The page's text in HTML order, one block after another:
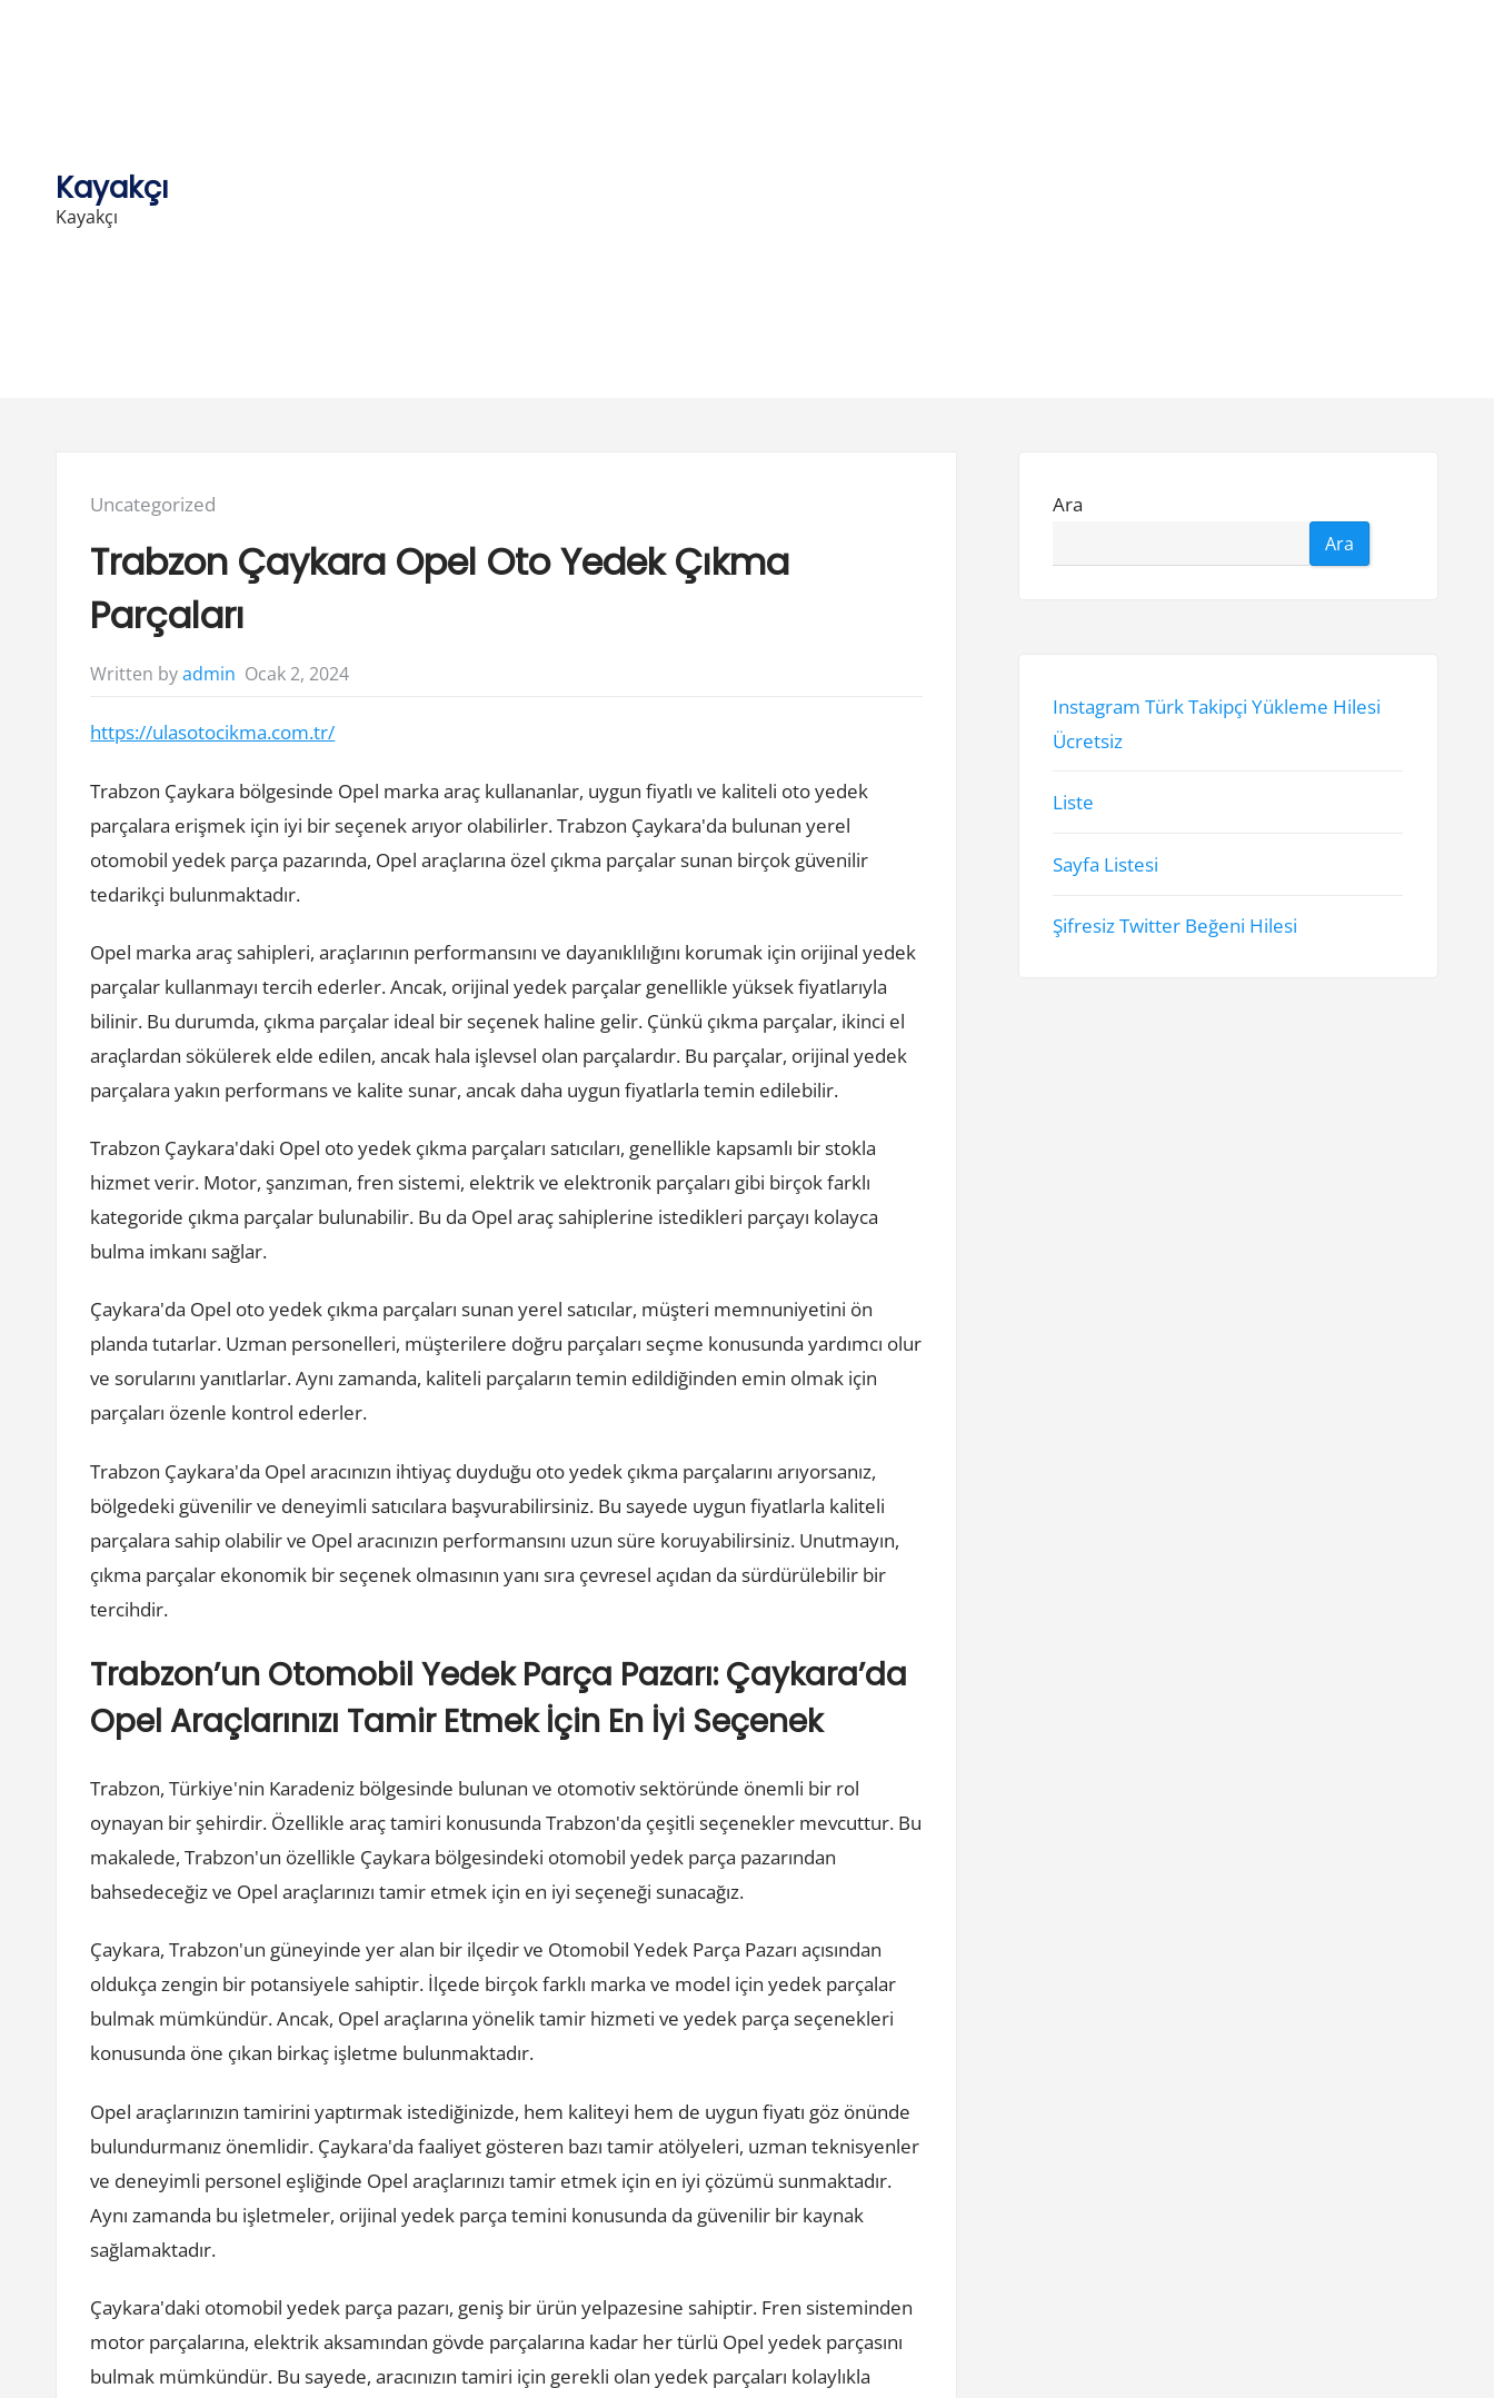
Kayakçı
Kayakçı
Posted
Uncategorized
Trabzon Çaykara Opel Oto Yedek Çıkma
Parçaları
Written byadmin Ocak 2, 2024
https://ulasotocikma.com.tr/
Trabzon Çaykara bölgesinde Opel marka araç kullananlar, uygun fiyatlı ve kaliteli oto yedek
parçalara erişmek için iyi bir seçenek arıyor olabilirler. Trabzon Çaykara'da bulunan yerel
otomobil yedek parça pazarında, Opel araçlarına özel çıkma parçalar sunan birçok güvenilir
tedarikçi bulunmaktadır.
Opel marka araç sahipleri, araçlarının performansını ve dayanıklılığını korumak için orijinal yedek
parçalar kullanmayı tercih ederler. Ancak, orijinal yedek parçalar genellikle yüksek fiyatlarıyla
bilinir. Bu durumda, çıkma parçalar ideal bir seçenek haline gelir. Çünkü çıkma parçalar, ikinci el
araçlardan sökülerek elde edilen, ancak hala işlevsel olan parçalardır. Bu parçalar, orijinal yedek
parçalara yakın performans ve kalite sunar, ancak daha uygun fiyatlarla temin edilebilir.
Trabzon Çaykara'daki Opel oto yedek çıkma parçaları satıcıları, genellikle kapsamlı bir stokla
hizmet verir. Motor, şanzıman, fren sistemi, elektrik ve elektronik parçaları gibi birçok farklı
kategoride çıkma parçalar bulunabilir. Bu da Opel araç sahiplerine istedikleri parçayı kolayca
bulma imkanı sağlar.
Çaykara'da Opel oto yedek çıkma parçaları sunan yerel satıcılar, müşteri memnuniyetini ön
planda tutarlar. Uzman personelleri, müşterilere doğru parçaları seçme konusunda yardımcı olur
ve sorularını yanıtlarlar. Aynı zamanda, kaliteli parçaların temin edildiğinden emin olmak için
parçaları özenle kontrol ederler.
Trabzon Çaykara'da Opel aracınızın ihtiyaç duyduğu oto yedek çıkma parçalarını arıyorsanız,
bölgedeki güvenilir ve deneyimli satıcılara başvurabilirsiniz. Bu sayede uygun fiyatlarla kaliteli
parçalara sahip olabilir ve Opel aracınızın performansını uzun süre koruyabilirsiniz. Unutmayın,
çıkma parçalar ekonomik bir seçenek olmasının yanı sıra çevresel açıdan da sürdürülebilir bir
tercihdir.
Trabzon’un Otomobil Yedek Parça Pazarı: Çaykara’da
Opel Araçlarınızı Tamir Etmek İçin En İyi Seçenek
Trabzon, Türkiye'nin Karadeniz bölgesinde bulunan ve otomotiv sektöründe önemli bir rol
oynayan bir şehirdir. Özellikle araç tamiri konusunda Trabzon'da çeşitli seçenekler mevcuttur. Bu
makalede, Trabzon'un özellikle Çaykara bölgesindeki otomobil yedek parça pazarından
bahsedeceğiz ve Opel araçlarınızı tamir etmek için en iyi seçeneği sunacağız.
Çaykara, Trabzon'un güneyinde yer alan bir ilçedir ve Otomobil Yedek Parça Pazarı açısından
oldukça zengin bir potansiyele sahiptir. İlçede birçok farklı marka ve model için yedek parçalar
bulmak mümkündür. Ancak, Opel araçlarına yönelik tamir hizmeti ve yedek parça seçenekleri
konusunda öne çıkan birkaç işletme bulunmaktadır.
Opel araçlarınızın tamirini yaptırmak istediğinizde, hem kaliteyi hem de uygun fiyatı göz önünde
bulundurmanız önemlidir. Çaykara'da faaliyet gösteren bazı tamir atölyeleri, uzman teknisyenler
ve deneyimli personel eşliğinde Opel araçlarınızı tamir etmek için en iyi çözümü sunmaktadır.
Aynı zamanda bu işletmeler, orijinal yedek parça temini konusunda da güvenilir bir kaynak
sağlamaktadır.
Çaykara'daki otomobil yedek parça pazarı, geniş bir ürün yelpazesine sahiptir. Fren sisteminden
motor parçalarına, elektrik aksamından gövde parçalarına kadar her türlü Opel yedek parçasını
bulmak mümkündür. Bu sayede, aracınızın tamiri için gerekli olan yedek parçaları kolaylıkla
Ara
Ara
Instagram Türk Takipçi Yükleme Hilesi
Ücretsiz
Liste
Sayfa Listesi
Şifresiz Twitter Beğeni Hilesi